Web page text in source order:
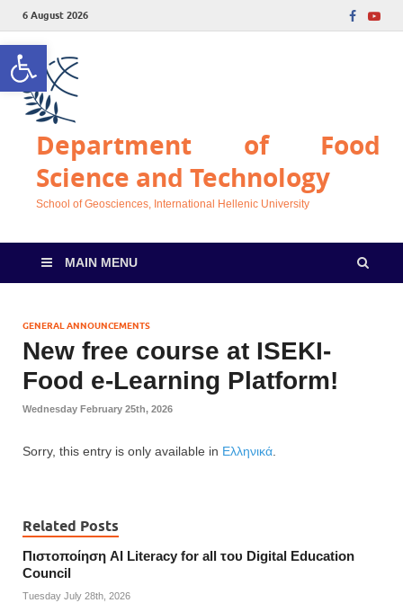
Open toolbar
6 August 2026
Department of Food
Science and Technology
School of Geosciences, International Hellenic University
MAIN MENU
GENERAL ANNOUNCEMENTS
New free course at ISEKI-
Food e-Learning Platform!
Wednesday February 25th, 2026
Sorry, this entry is only available in Ελληνικά
Related Posts
Πιστοποίηση AI Literacy for all του Digital Education
Council
Tuesday July 28th, 2026